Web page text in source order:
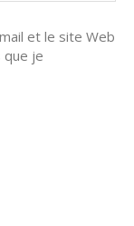
et le site Web
que je